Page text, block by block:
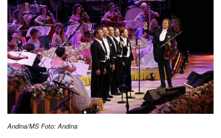
Andina/MS Foto: Andina